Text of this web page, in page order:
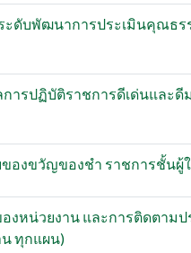
ะดับพัฒนาการประเมินคุณธร
ารปฏิบัติราชการดีเด่นและดี
องขวัญของชำ ราชการชั้น
หน่วยงาน และการติดตาม
ทุกแผน)